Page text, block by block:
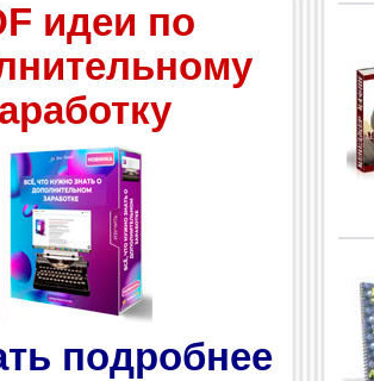
идеи по
подробнее